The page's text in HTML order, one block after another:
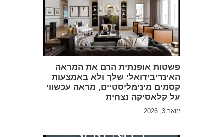
פשטות אופנתית הרם את המראה
האינדיבידואלי שלך ולא באמצעות
קסמים מינימליסטיים, מראה עכשווי
על קלאסיקה נצחית
ינואר 3, 2026